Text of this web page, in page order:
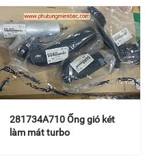
281734A710 Ống gió két
làm mát turbo